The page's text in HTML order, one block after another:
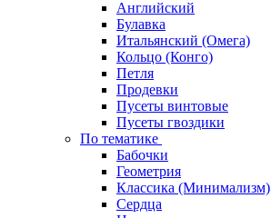
Английский
Булавка
Итальянский (Омега)
Кольцо (Конго)
Петля
Продевки
Пусеты винтовые
Пусеты гвоздики
По тематике
Бабочки
Геометрия
Классика (Минимализм)
Сердца